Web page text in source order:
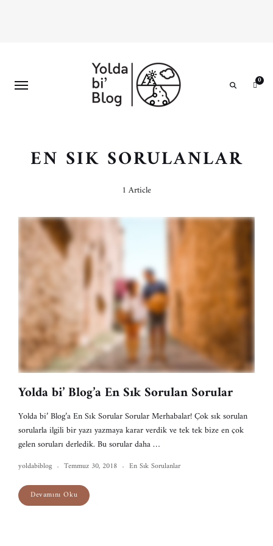
0
EN SIK SORULANLAR
1 Article
Yolda bi’ Blog’a En Sık Sorulan Sorular
Yolda bi’ Blog’a En Sık Sorular Sorular Merhabalar! Çok sık sorulan
sorularla ilgili bir yazı yazmaya karar verdik ve tek tek bize en çok
gelen soruları derledik. Bu sorular daha …
yoldabiblog Temmuz 30, 2018 En Sık Sorulanlar
Devamını Oku